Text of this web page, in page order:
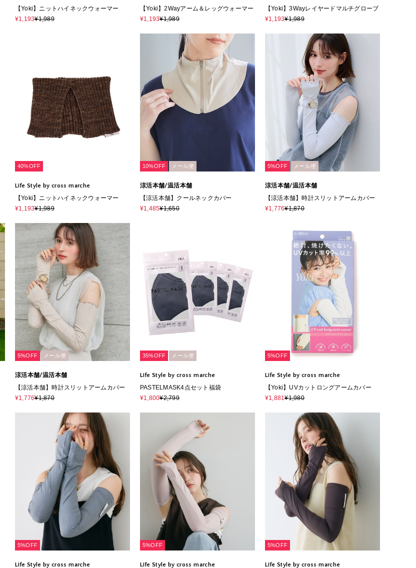
【Yoki】ニットハイネックウォーマー
¥1,193¥1,989
【Yoki】2Wayアーム＆レッグウォーマー
¥1,193¥1,989
【Yoki】3Wayレイヤードマルチグローブ
¥1,193¥1,989
40%OFF
Life Style by cross marche
【Yoki】ニットハイネックウォーマー
¥1,193¥1,989
10%OFF メール便
涼活本舗/温活本舗
【涼活本舗】クールネックカバー
¥1,485¥1,650
5%OFF メール便
涼活本舗/温活本舗
【涼活本舗】時計スリットアームカバー
¥1,776¥1,870
5%OFF メール便
涼活本舗/温活本舗
【涼活本舗】時計スリットアームカバー
¥1,776¥1,870
35%OFF メール便
Life Style by cross marche
PASTELMASK4点セット福袋
¥1,800¥2,799
5%OFF
Life Style by cross marche
【Yoki】UVカットロングアームカバー
¥1,881¥1,980
5%OFF
Life Style by cross marche
5%OFF
Life Style by cross marche
5%OFF
Life Style by cross marche